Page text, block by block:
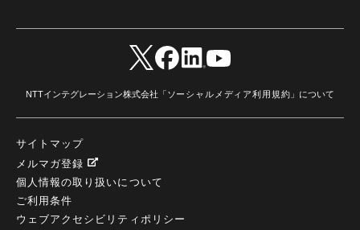
NTTインテグレーション株式会社「ソーシャルメディア利用規約 」について
サイトマップ
メルマガ登録
個人情報の取り扱いについて
ご利用条件
ウェブアクセシビリティポリシー